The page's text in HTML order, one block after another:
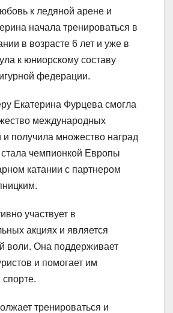
к ледяной арене и
начала тренироваться в
в возрасте 6 лет и уже в
к юниорскому составу
федерации.
Екатерина Фурцева смогла
международных
получила множество наград
чемпионкой Европы
катании с партнером
участвует в
акциях и является
воли. Она поддерживает
и помогает им
спорте.
тренироваться и